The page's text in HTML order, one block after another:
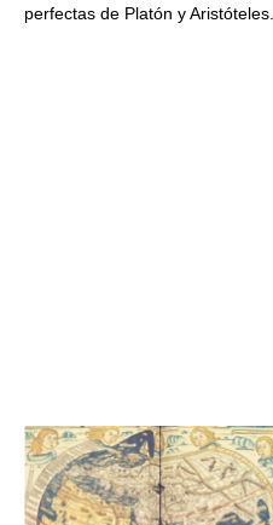
perfectas de Platón y Aristóteles.